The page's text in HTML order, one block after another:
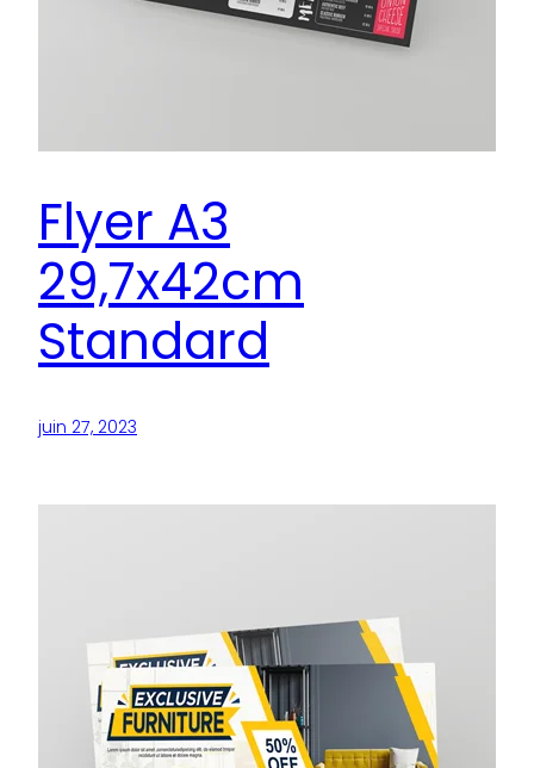
Flyer A3
29,7x42cm
Standard
juin 27, 2023